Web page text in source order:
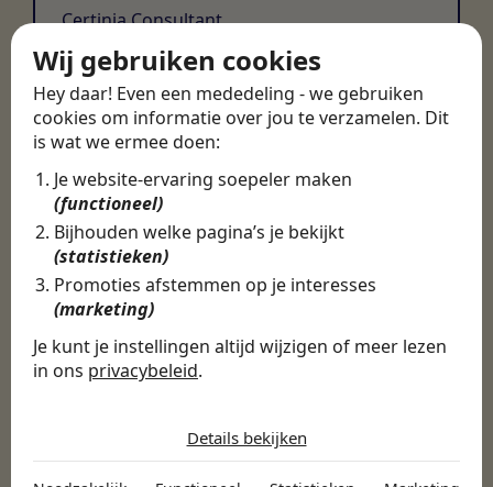
Wij gebruiken cookies
Hey daar! Even een mededeling - we gebruiken
cookies om informatie over jou te verzamelen. Dit
is wat we ermee doen:
Je website-ervaring soepeler maken
(functioneel)
Bijhouden welke pagina’s je bekijkt
(statistieken)
Promoties afstemmen op je interesses
(marketing)
Je kunt je instellingen altijd wijzigen of meer lezen
in ons privacybeleid.
Noodzakelijk
Details bekijken
Certinia Consultant